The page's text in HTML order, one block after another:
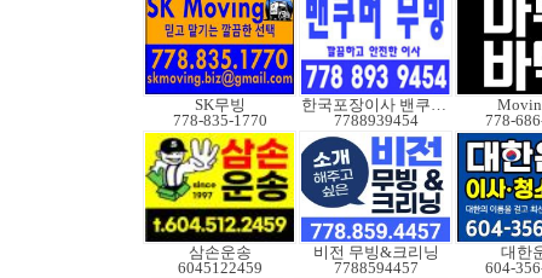
SK무빙
778-835-1770
한국포장이사 밴쿠버무빙
7788939454
778-
삼손운송
6045122459
비전 무빙&크리닝
7788594457
대한
604-